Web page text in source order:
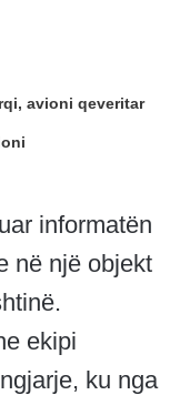
avioni qeveritar
informatën
në një objekt
ekipi
ku nga